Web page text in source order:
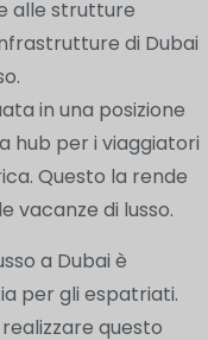
alle strutture
di Dubai
in una posizione
hub per i viaggiatori
Questo la rende
vacanze di lusso.
a Dubai è
per gli espatriati.
questo